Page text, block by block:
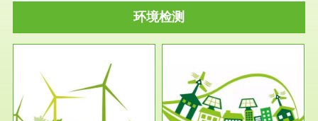
环境检测
服务范围